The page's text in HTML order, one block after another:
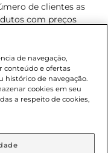
de clientes as
com preços
são exclusivos para
de hoje, podendo
Proibida a venda
18 anos, conforme
da Criança e do
para o
compras on-line é de
de navegação,
conteúdo e ofertas
histórico de navegação.
cookies em seu
a respeito de cookies,